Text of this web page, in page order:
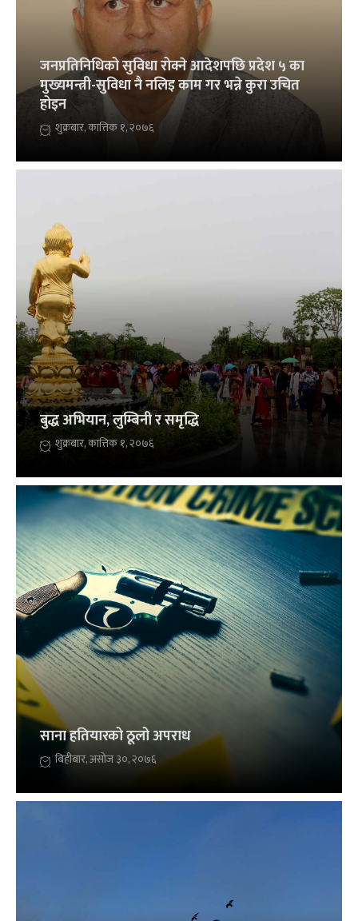
जनप्रतिनिधिको सुविधा रोक्ने आदेशपछि प्रदेश ५ का
मुख्यमन्त्री-सुविधा नै नलिइ काम गर भन्ने कुरा उचित
होइन
शुक्रबार, कात्तिक १, २०७६
बुद्ध अभियान, लुम्बिनी र समृद्धि
शुक्रबार, कात्तिक १, २०७६
साना हतियारको ठूलो अपराध
बिहीबार, असोज ३०, २०७६